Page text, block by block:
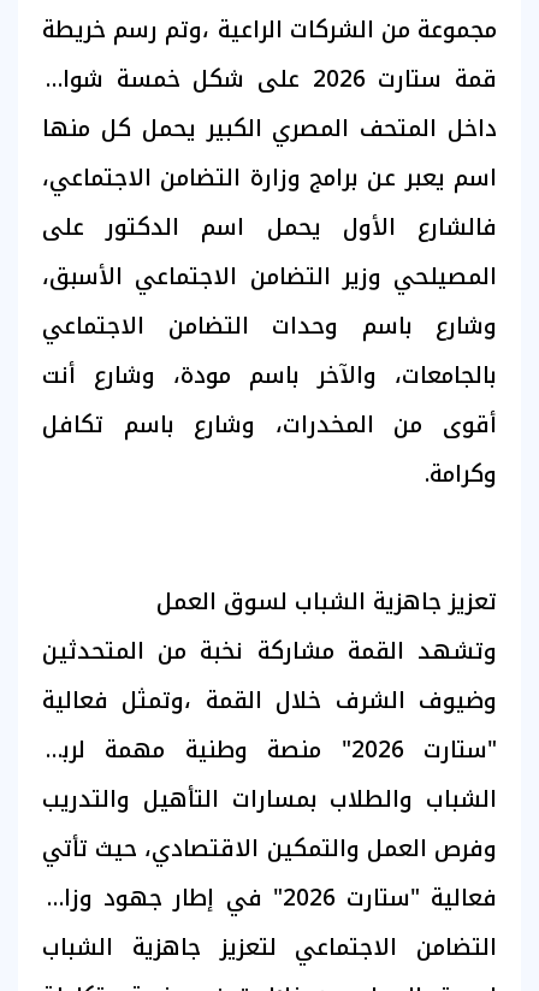
مجموعة من الشركات الراعية ،وتم رسم خريطة
قمة ستارت 2026 على شكل خمسة شوارع
داخل المتحف المصري الكبير يحمل كل منها
اسم يعبر عن برامج وزارة التضامن الاجتماعي،
فالشارع الأول يحمل اسم الدكتور على
المصيلحي وزير التضامن الاجتماعي الأسبق،
وشارع باسم وحدات التضامن الاجتماعي
بالجامعات، والآخر باسم مودة، وشارع أنت
أقوى من المخدرات، وشارع باسم تكافل
وكرامة.
تعزيز جاهزية الشباب لسوق العمل
وتشهد القمة مشاركة نخبة من المتحدثين
وضيوف الشرف خلال القمة ،وتمثل فعالية
"ستارت 2026" منصة وطنية مهمة لربط
الشباب والطلاب بمسارات التأهيل والتدريب
وفرص العمل والتمكين الاقتصادي، حيث تأتي
فعالية "ستارت 2026" في إطار جهود وزارة
التضامن الاجتماعي لتعزيز جاهزية الشباب